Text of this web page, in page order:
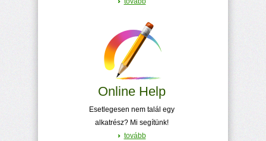
Online Help
Esetlegesen nem talál egy
alkatrész? Mi segítünk!
tovább